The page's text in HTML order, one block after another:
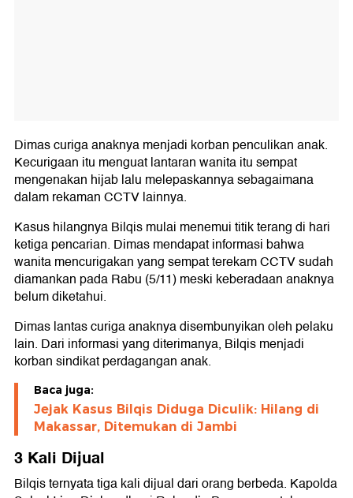
Dimas curiga anaknya menjadi korban penculikan anak.
Kecurigaan itu menguat lantaran wanita itu sempat
mengenakan hijab lalu melepaskannya sebagaimana
dalam rekaman CCTV lainnya.
Kasus hilangnya Bilqis mulai menemui titik terang di hari
ketiga pencarian. Dimas mendapat informasi bahwa
wanita mencurigakan yang sempat terekam CCTV sudah
diamankan pada Rabu (5/11) meski keberadaan anaknya
belum diketahui.
Dimas lantas curiga anaknya disembunyikan oleh pelaku
lain. Dari informasi yang diterimanya, Bilqis menjadi
korban sindikat perdagangan anak.
Baca juga:
Jejak Kasus Bilqis Diduga Diculik: Hilang di
Makassar, Ditemukan di Jambi
3 Kali Dijual
Bilqis ternyata tiga kali dijual dari orang berbeda. Kapolda